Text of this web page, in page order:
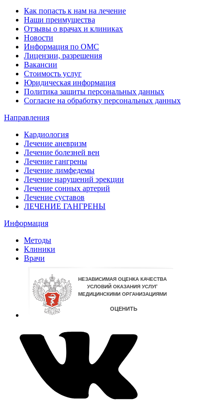
Как попасть к нам на лечение
Наши преимущества
Отзывы о врачах и клиниках
Новости
Информация по ОМС
Лицензии, разрешения
Вакансии
Стоимость услуг
Юридическая информация
Политика защиты персональных данных
Согласие на обработку персональных данных
Направления
Кардиология
Лечение аневризм
Лечение болезней вен
Лечение гангрены
Лечение лимфедемы
Лечение нарушений эрекции
Лечение сонных артерий
Лечение суставов
ЛЕЧЕНИЕ ГАНГРЕНЫ
Информация
Методы
Клиники
Врачи